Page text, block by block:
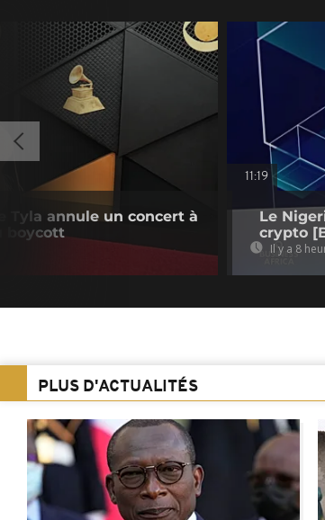
Tyla annule un concert à
boycott
11:19
Le
crypto
Il y a 8
PLUS D'ACTUALITÉS